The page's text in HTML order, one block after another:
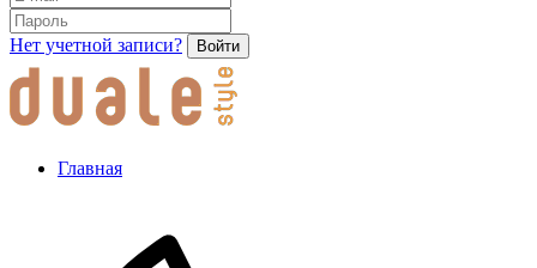
Нет учетной записи? Войти
Главная